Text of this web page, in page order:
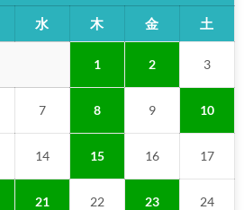
水 木 金 土
1 2 3
7 8 9 10
14 15 16 17
21 22 23 24